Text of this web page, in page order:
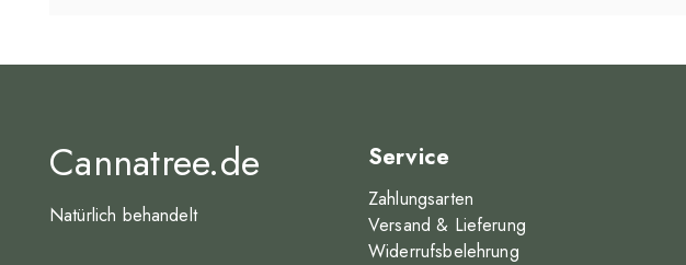
Cannatree.de
Natürlich behandelt
Service
Zahlungsarten
Versand & Lieferung
Widerrufsbelehrung